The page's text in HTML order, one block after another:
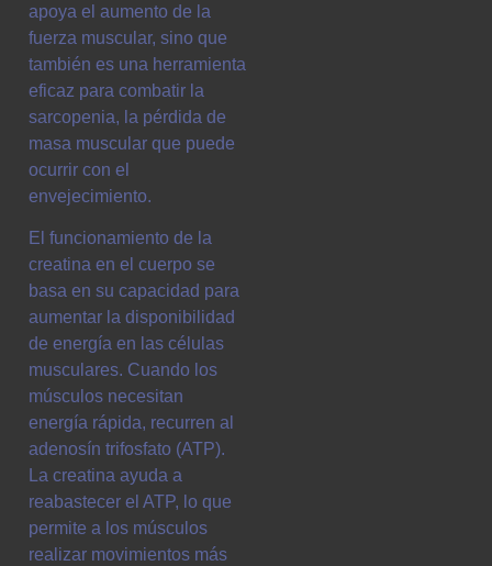
apoya el aumento de la
fuerza muscular, sino que
también es una herramienta
eficaz para combatir la
sarcopenia, la pérdida de
masa muscular que puede
ocurrir con el
envejecimiento.
El funcionamiento de la
creatina en el cuerpo se
basa en su capacidad para
aumentar la disponibilidad
de energía en las células
musculares. Cuando los
músculos necesitan
energía rápida, recurren al
adenosín trifosfato (ATP).
La creatina ayuda a
reabastecer el ATP, lo que
permite a los músculos
realizar movimientos más